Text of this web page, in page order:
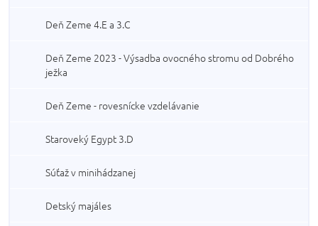
Deň Zeme 4.E a 3.C
Deň Zeme 2023 - Výsadba ovocného stromu od Dobrého
ježka
Deň Zeme - rovesnícke vzdelávanie
Staroveký Egypt 3.D
Súťaž v minihádzanej
Detský majáles